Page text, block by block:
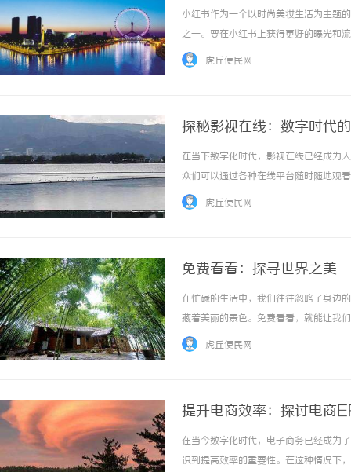
小红书作为一个以时尚美妆生活为主题
之一。要在小红书上获得更好的曝光和
好地利用这一平台。首先，了解小红书
虎丘便民网
探秘影视在线：数字时代
在当下数字化时代，影视在线已经成为
众们可以通过各种在线平台随时随地观
为观众带来了更加便利、多样化的娱乐
虎丘便民网
免费看看：探寻世界之美
在忙碌的生活中，我们往往忽略了身边
藏着美丽的景色。免费看看，就能让我
就会发现其中蕴藏着无穷的美感。一朵
虎丘便民网
提升电商效率：探讨电商
在当今数字化时代，电子商务已经成为
识到提高效率的重要性。在这种情况下